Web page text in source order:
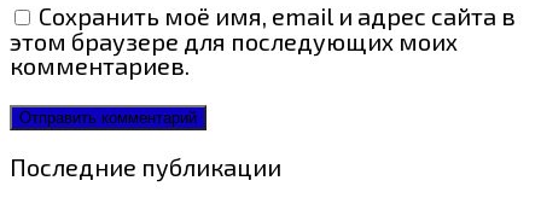
Сохранить моё имя, email и адрес сайта в
этом браузере для последующих моих
комментариев.
Последние публикации